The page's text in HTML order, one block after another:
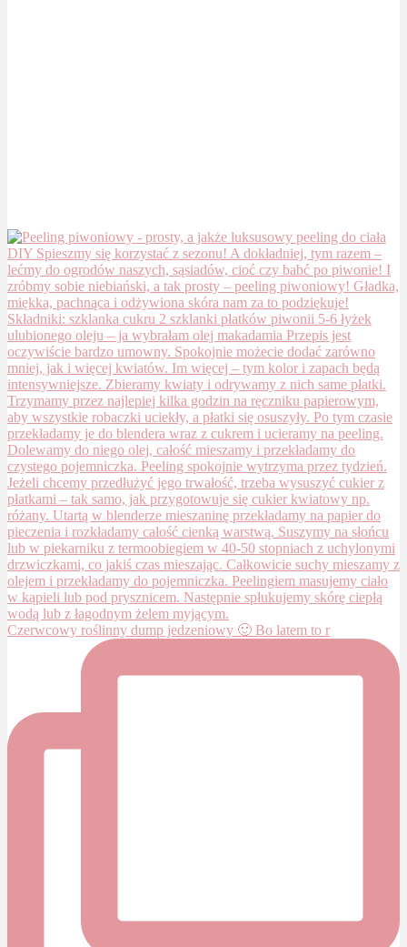
Czerwcowy roślinny dump jedzeniowy 🙂 Bo latem to r